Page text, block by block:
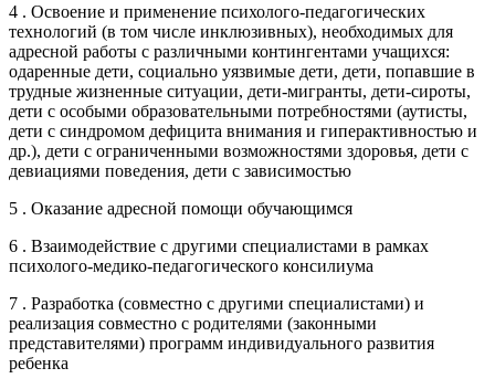
4 . Освоение и применение психолого-педагогических
технологий (в том числе инклюзивных), необходимых для
адресной работы с различными контингентами учащихся:
одаренные дети, социально уязвимые дети, дети, попавшие в
трудные жизненные ситуации, дети-мигранты, дети-сироты,
дети с особыми образовательными потребностями (аутисты,
дети с синдромом дефицита внимания и гиперактивностью и
др.), дети с ограниченными возможностями здоровья, дети с
девиациями поведения, дети с зависимостью
5 . Оказание адресной помощи обучающимся
6 . Взаимодействие с другими специалистами в рамках
психолого-медико-педагогического консилиума
7 . Разработка (совместно с другими специалистами) и
реализация совместно с родителями (законными
представителями) программ индивидуального развития
ребенка